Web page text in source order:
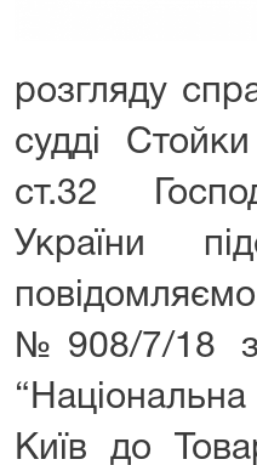
розгляду
судді
ст.32
України
№908/7/18
Київ до